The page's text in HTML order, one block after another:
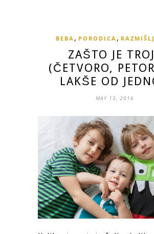
BEBA , PORODICA ,
ZAŠTO JE
(ČETVORO,
LAKŠE OD
MAY 13, 2016